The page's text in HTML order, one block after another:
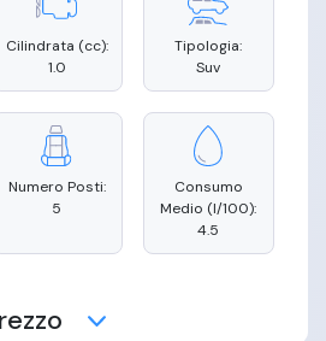
Cilindrata (cc):
1.0
Tipologia:
Suv
Numero Posti:
5
Consumo
Medio (l/100):
4.5